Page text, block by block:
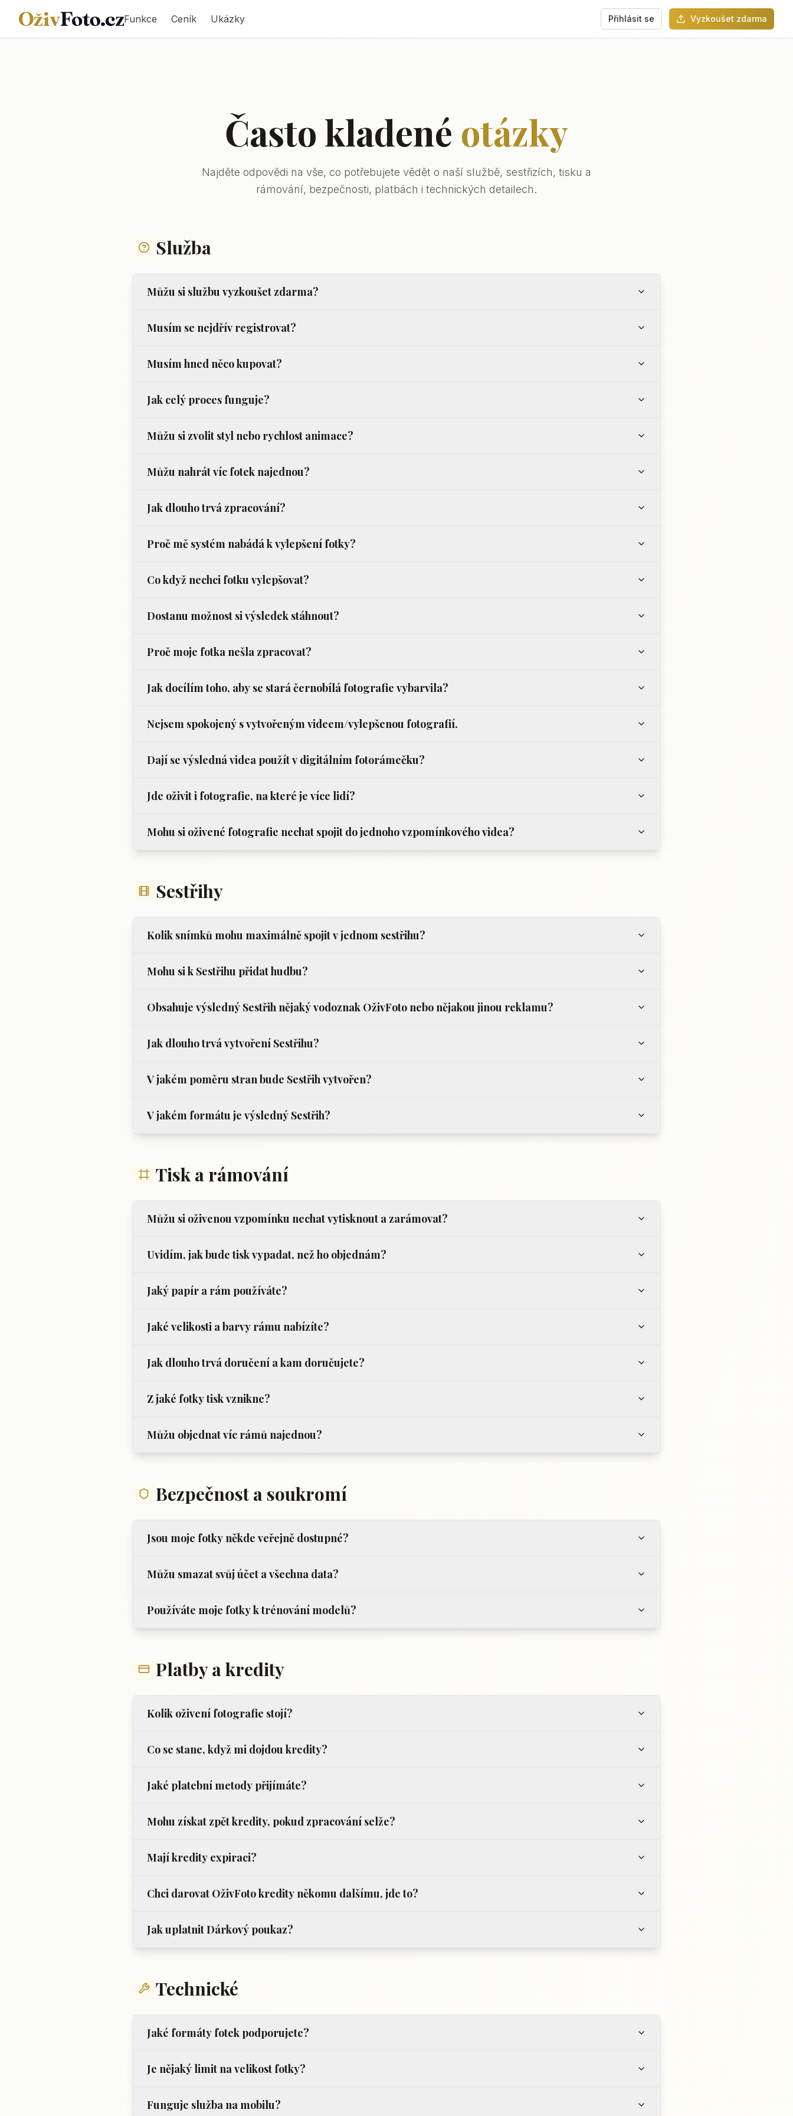
Funkce Ceník Ukázky Přihlásit se Vyzkoušet zdarma
Často kladené otázky
Najděte odpovědi na vše, co potřebujete vědět o naší službě, sestřizích, tisku a
rámování, bezpečnosti, platbách i technických detailech.
Služba
Můžu si službu vyzkoušet zdarma?
Musím se nejdřív registrovat?
Musím hned něco kupovat?
Jak celý proces funguje?
Můžu si zvolit styl nebo rychlost animace?
Můžu nahrát víc fotek najednou?
Jak dlouho trvá zpracování?
Proč mě systém nabádá k vylepšení fotky?
Co když nechci fotku vylepšovat?
Dostanu možnost si výsledek stáhnout?
Proč moje fotka nešla zpracovat?
Jak docílím toho, aby se stará černobílá fotografie vybarvila?
Nejsem spokojený s vytvořeným videem/vylepšenou fotografií.
Dají se výsledná videa použít v digitálním fotorámečku?
Jde oživit i fotografie, na které je více lidí?
Mohu si oživené fotografie nechat spojit do jednoho vzpomínkového videa?
Sestřihy
Kolik snímků mohu maximálně spojit v jednom sestřihu?
Mohu si k Sestřihu přidat hudbu?
Obsahuje výsledný Sestřih nějaký vodoznak OživFoto nebo nějakou jinou reklamu?
Jak dlouho trvá vytvoření Sestřihu?
V jakém poměru stran bude Sestřih vytvořen?
V jakém formátu je výsledný Sestřih?
Tisk a rámování
Můžu si oživenou vzpomínku nechat vytisknout a zarámovat?
Uvidím, jak bude tisk vypadat, než ho objednám?
Jaký papír a rám používáte?
Jaké velikosti a barvy rámu nabízíte?
Jak dlouho trvá doručení a kam doručujete?
Z jaké fotky tisk vznikne?
Můžu objednat víc rámů najednou?
Bezpečnost a soukromí
Jsou moje fotky někde veřejně dostupné?
Můžu smazat svůj účet a všechna data?
Používáte moje fotky k trénování modelů?
Platby a kredity
Kolik oživení fotografie stojí?
Co se stane, když mi dojdou kredity?
Jaké platební metody přijímáte?
Mohu získat zpět kredity, pokud zpracování selže?
Mají kredity expiraci?
Chci darovat OživFoto kredity někomu dalšímu, jde to?
Jak uplatnit Dárkový poukaz?
Technické
Jaké formáty fotek podporujete?
Je nějaký limit na velikost fotky?
Funguje služba na mobilu?